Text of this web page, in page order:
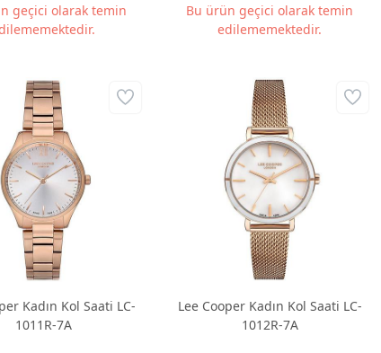
geçici olarak temin
Bu ürün geçici olarak temin
edilememektedir.
Kadın Kol Saati LC-
1011R-7A
Lee Cooper Kadın Kol Saati LC-
1012R-7A